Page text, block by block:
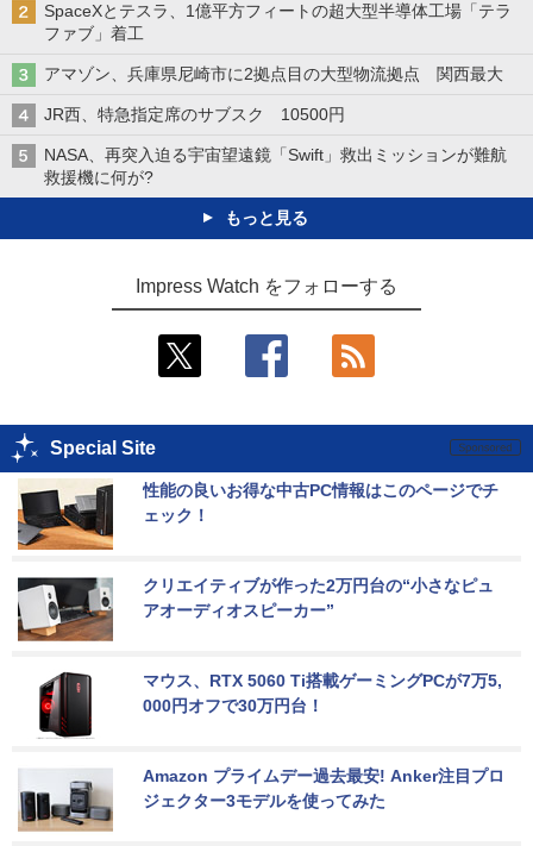
SpaceXとテスラ、1億平方フィートの超大型半導体工場「テラ
ファブ」着工
アマゾン、兵庫県尼崎市に2拠点目の大型物流拠点 関西最大
JR西、特急指定席のサブスク 10500円
NASA、再突入迫る宇宙望遠鏡「Swift」救出ミッションが難航
救援機に何が?
もっと見る
Impress Watch をフォローする
Special Site
性能の良いお得な中古PC情報はこのページでチ
ェック！
クリエイティブが作った2万円台の“小さなピュ
アオーディオスピーカー”
マウス、RTX 5060 Ti搭載ゲーミングPCが7万5,
000円オフで30万円台！
Amazon プライムデー過去最安! Anker注目プロ
ジェクター3モデルを使ってみた